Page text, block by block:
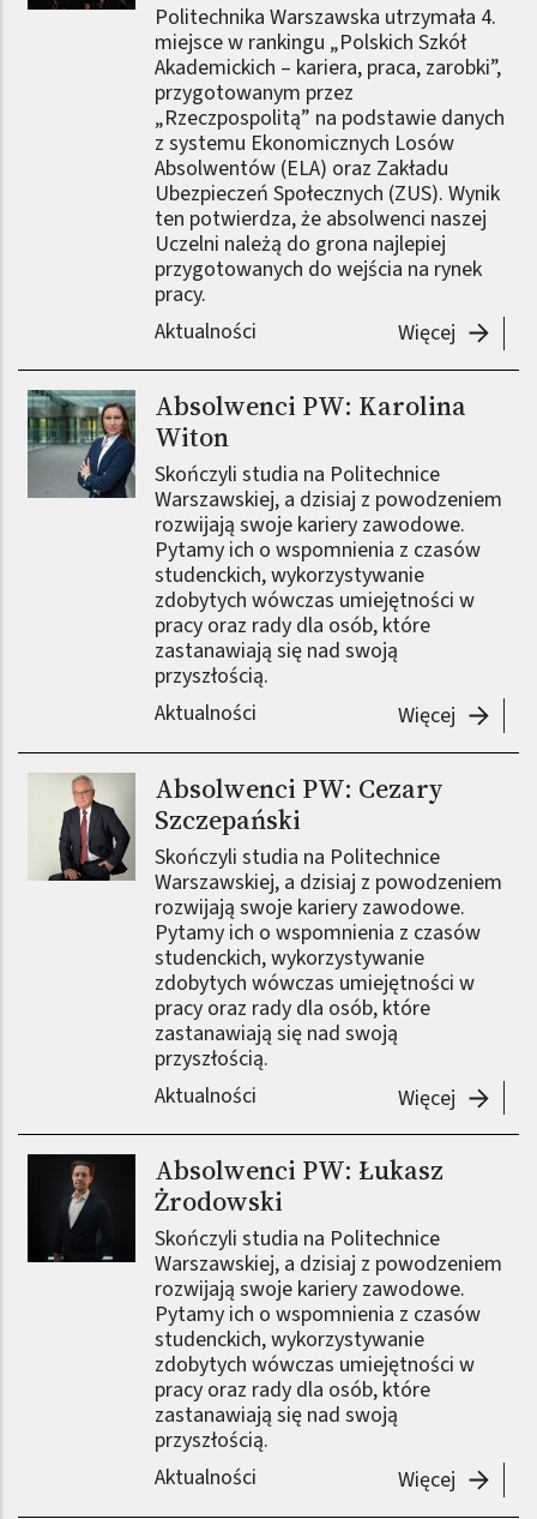
Politechnika Warszawska utrzymała 4.
miejsce w rankingu „Polskich Szkół
Akademickich – kariera, praca, zarobki”,
przygotowanym przez
„Rzeczpospolitą” na podstawie danych
z systemu Ekonomicznych Losów
Absolwentów (ELA) oraz Zakładu
Ubezpieczeń Społecznych (ZUS). Wynik
ten potwierdza, że absolwenci naszej
Uczelni należą do grona najlepiej
przygotowanych do wejścia na rynek
pracy.
Aktualności
Więcej
Obraz (old)
Absolwenci PW: Karolina
Witon
Skończyli studia na Politechnice
Warszawskiej, a dzisiaj z powodzeniem
rozwijają swoje kariery zawodowe.
Pytamy ich o wspomnienia z czasów
studenckich, wykorzystywanie
zdobytych wówczas umiejętności w
pracy oraz rady dla osób, które
zastanawiają się nad swoją
przyszłością.
Aktualności
Więcej
Obraz (old)
Absolwenci PW: Cezary
Szczepański
Skończyli studia na Politechnice
Warszawskiej, a dzisiaj z powodzeniem
rozwijają swoje kariery zawodowe.
Pytamy ich o wspomnienia z czasów
studenckich, wykorzystywanie
zdobytych wówczas umiejętności w
pracy oraz rady dla osób, które
zastanawiają się nad swoją
przyszłością.
Aktualności
Więcej
Obraz (old)
Absolwenci PW: Łukasz
Żrodowski
Skończyli studia na Politechnice
Warszawskiej, a dzisiaj z powodzeniem
rozwijają swoje kariery zawodowe.
Pytamy ich o wspomnienia z czasów
studenckich, wykorzystywanie
zdobytych wówczas umiejętności w
pracy oraz rady dla osób, które
zastanawiają się nad swoją
przyszłością.
Aktualności
Więcej